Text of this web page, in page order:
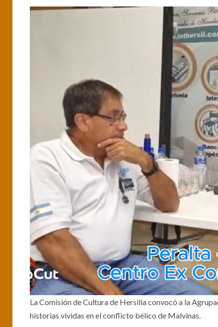
La Comisión de Cultura de Hersilia convocó a la
historias vividas en el conflicto bélico de Malvinas.